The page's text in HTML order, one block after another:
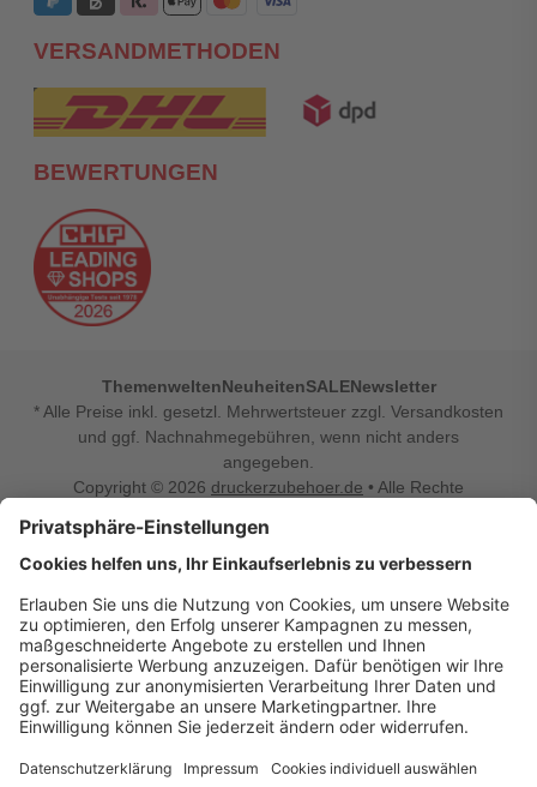
VERSANDMETHODEN
BEWERTUNGEN
ThemenweltenNeuheitenSALENewsletter
* Alle Preise inkl. gesetzl. Mehrwertsteuer zzgl. Versandkosten
und ggf. Nachnahmegebühren, wenn nicht anders
angegeben.
Copyright © 2026 druckerzubehoer.de • Alle Rechte
Vertrag widerrufen
Druckerzubehoer.de – preiswerte Qualität für Ihr Office
Sie sind auf der Suche nach dem passenden Druckerzubehör
oder Zubehör für das Büro, den Computer oder Ihr
Smartphone? Dann sind Sie bei Druckerzubehoer.de genau
richtig! Unser breites Sortiment bietet unter anderem Tinte
und Toner für alle gängigen Druckermodelle – großer sowie
kleiner Hersteller. Zugleich sind wir Ihr Online Fachhandel für
einrichten, die Werkstatt ausstatten oder den Alltag mit